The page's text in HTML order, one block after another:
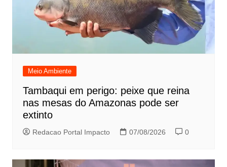
Meio Ambiente
Tambaqui em perigo: peixe que reina
nas mesas do Amazonas pode ser
extinto
Redacao Portal Impacto 07/08/2026 0